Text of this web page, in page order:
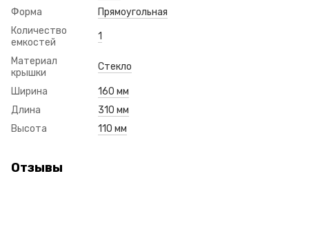
Форма
Прямоугольная
Количество
емкостей
1
Материал
крышки
Стекло
Ширина
160 мм
Длина
310 мм
Высота
110 мм
Отзывы